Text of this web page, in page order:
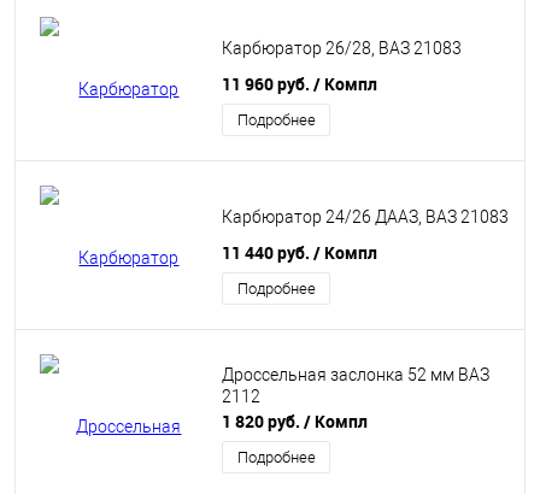
Карбюратор 26/28, ВАЗ 21083
11 960 руб. / Компл
Подробнее
Карбюратор 24/26 ДААЗ, ВАЗ 21083
11 440 руб. / Компл
Подробнее
Дроссельная заслонка 52 мм ВАЗ
2112
1 820 руб. / Компл
Подробнее